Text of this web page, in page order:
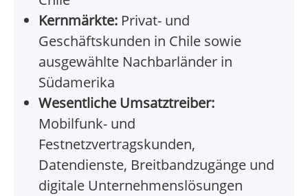
Kernmärkte: Privat- und
Geschäftskunden in Chile sowie
ausgewählte Nachbarländer in
Südamerika
Wesentliche Umsatztreiber:
Mobilfunk- und
Festnetzvertragskunden,
Datendienste, Breitbandzugänge und
digitale Unternehmenslösungen